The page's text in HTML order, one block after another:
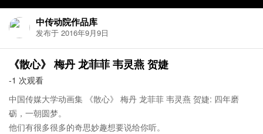
中传动院作品库
发布于 2016年9月9日
《散心》 梅丹 龙菲菲 韦灵燕 贺婕
-1 次观看
中国传媒大学动画集 《散心》 梅丹 龙菲菲 韦灵燕 贺婕: 四年磨
砺，一朝圆梦。
他们有很多很多的奇思妙趣想要说给你听。